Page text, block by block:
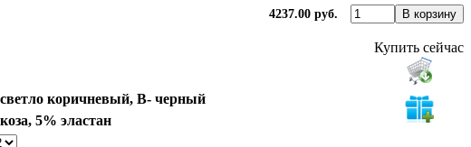
4237.00 руб.
коричневый, В- черный
5% эластан
Купить сейчас